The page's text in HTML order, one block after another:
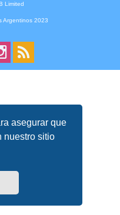
asegurar que
nuestro sitio
Limited
Argentinos 2023